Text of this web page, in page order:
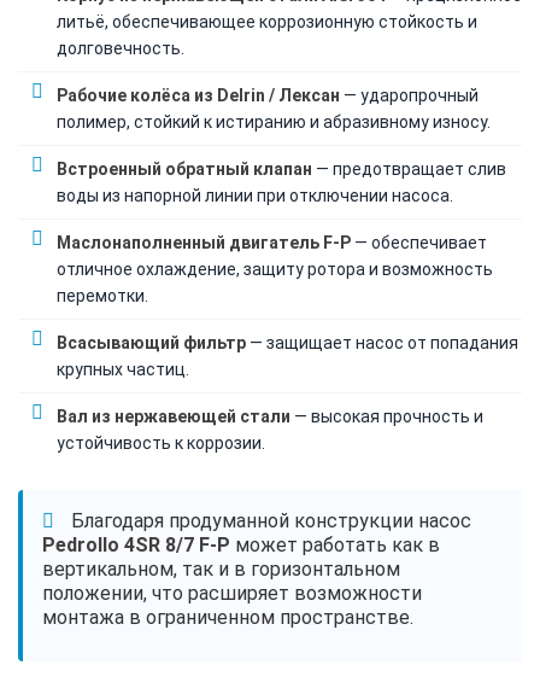
литьё, обеспечивающее коррозионную стойкость и
долговечность.
Рабочие колёса из Delrin / Лексан — ударопрочный
полимер, стойкий к истиранию и абразивному износу.
Встроенный обратный клапан — предотвращает слив
воды из напорной линии при отключении насоса.
Маслонаполненный двигатель F-P — обеспечивает
отличное охлаждение, защиту ротора и возможность
перемотки.
Всасывающий фильтр — защищает насос от попадания
крупных частиц.
Вал из нержавеющей стали — высокая прочность и
устойчивость к коррозии.
Благодаря продуманной конструкции насос
Pedrollo 4SR 8/7 F-P может работать как в
вертикальном, так и в горизонтальном
положении, что расширяет возможности
монтажа в ограниченном пространстве.